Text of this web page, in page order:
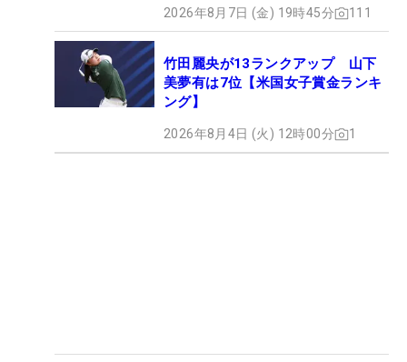
2026年8月7日 (金) 19時45分 111
竹田麗央が13ランクアップ 山下
美夢有は7位【米国女子賞金ランキ
ング】
2026年8月4日 (火) 12時00分 1